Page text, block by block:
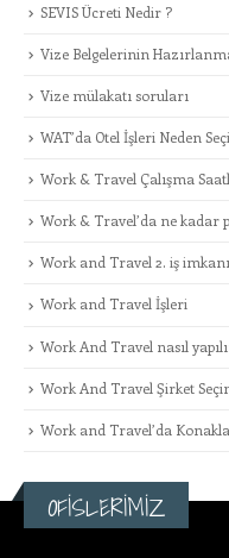
SEVIS Ücreti Nedir ?
Vize Belgelerinin
Vize mülakatı soruları
WAT’da Otel İşleri Neden
Work & Travel Çalışma
Work & Travel’da ne kadar
Work and Travel 2. iş imkanı
Work and Travel İşleri
Work And Travel nasıl
Work And Travel Şirket
Work and Travel’da
OFİSLERİMİZ